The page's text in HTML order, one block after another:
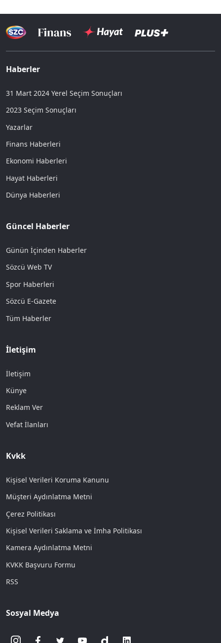
Haberler
31 Mart 2024 Yerel Seçim Sonuçları
2023 Seçim Sonuçları
Yazarlar
Finans Haberleri
Ekonomi Haberleri
Hayat Haberleri
Dünya Haberleri
Güncel Haberler
Günün İçinden Haberler
Sözcü Web TV
Spor Haberleri
Sözcü E-Gazete
Tüm Haberler
İletişim
İletişim
Künye
Reklam Ver
Vefat İlanları
Kvkk
Kişisel Verileri Koruma Kanunu
Müşteri Aydınlatma Metni
Çerez Politikası
Kişisel Verileri Saklama ve İmha Politikası
Kamera Aydınlatma Metni
KVKK Başvuru Formu
RSS
Sosyal Medya